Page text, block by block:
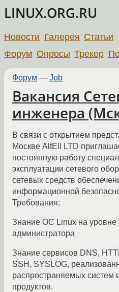
LINUX.ORG.RU
Новости Галерея Статьи
Форум Опросы Трекер
Форум — Job
Вакансия
инженера
В связи с открытием
Москве AltEll LTD
постоянную работу
эксплуатации сетевого
сетевых средств
информационной
Требования:
Знание ОС Linux на уровне
администратора
Знание сервисов DNS,
SSH, SYSLOG,
распространяемых систем
продуктов.